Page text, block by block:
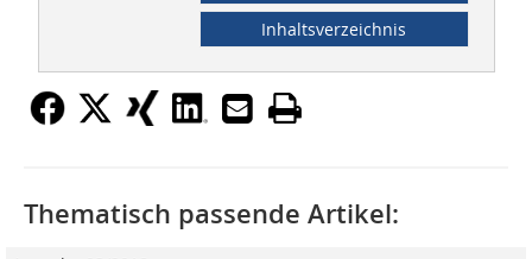
Inhaltsverzeichnis
Thematisch passende Artikel: